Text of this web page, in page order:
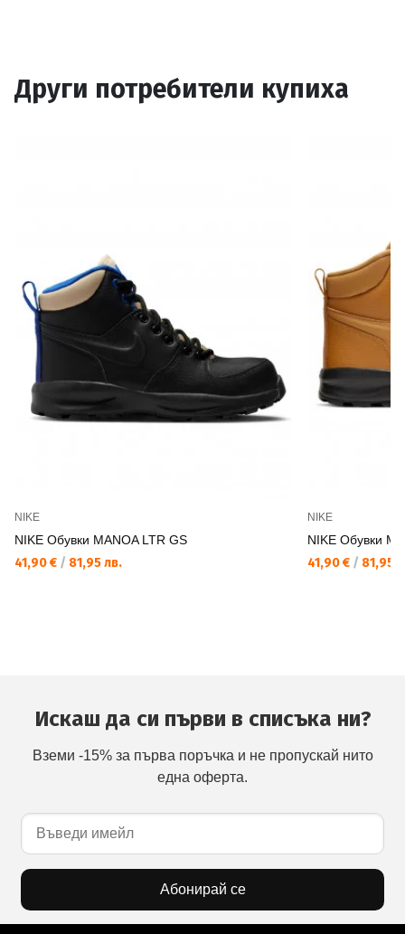
Други потребители купиха
NIKE
NIKE Обувки MANOA LTR GS
41,90 € / 81,95 лв.
NIKE
NIKE Обувки
41,90 € / 81,95
Искаш да си първи в списъка ни?
Вземи -15% за първа поръчка и не пропускай нито
една оферта.
Абонирай се